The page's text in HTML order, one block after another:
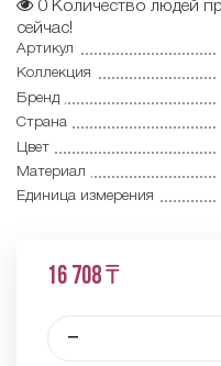
0 Количество людей
сейчас!
Артикул
Коллекция
Бренд
Страна
Цвет
Материал
Единица измерения
16 708 ₸
–